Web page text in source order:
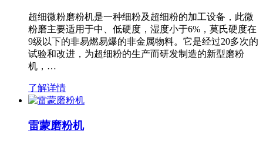
超细微粉磨粉机是一种细粉及超细粉的加工设备，此微
粉磨主要适用于中、低硬度，湿度小于6%，莫氏硬度在
9级以下的非易燃易爆的非金属物料。它是经过20多次的
试验和改进，为超细粉的生产而研发制造的新型磨粉
机，…
了解详情
雷蒙磨粉机